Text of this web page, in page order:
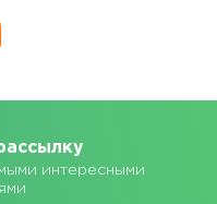
интересными